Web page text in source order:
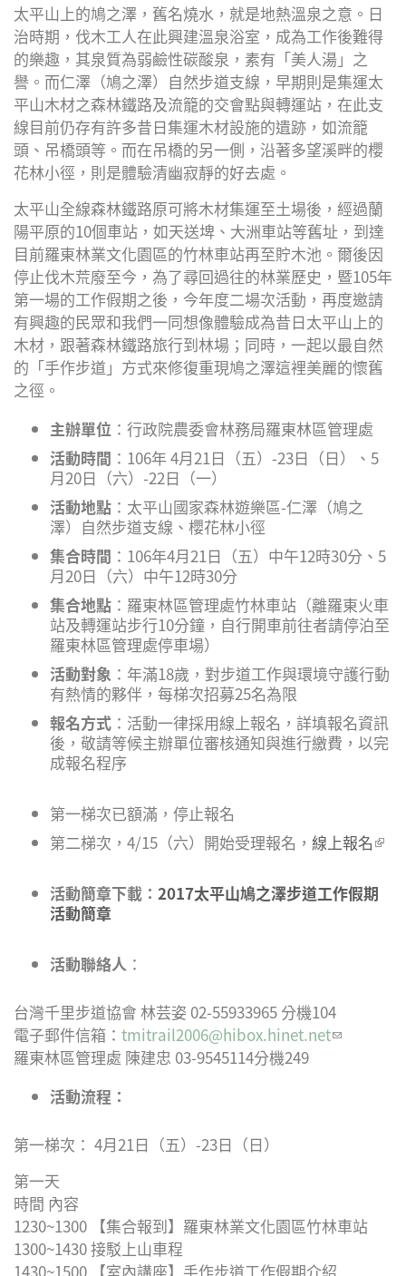
太平山上的鳩之澤，舊名燒水，就是地熱溫泉之意。日
治時期，伐木工人在此興建溫泉浴室，成為工作後難得
的樂趣，其泉質為弱鹼性碳酸泉，素有「美人湯」之
譽。而仁澤（鳩之澤）自然步道支線，早期則是集運太
平山木材之森林鐵路及流籠的交會點與轉運站，在此支
線目前仍存有許多昔日集運木材設施的遺跡，如流籠
頭、吊橋頭等。而在吊橋的另一側，沿著多望溪畔的櫻
花林小徑，則是體驗清幽寂靜的好去處。
太平山全線森林鐵路原可將木材集運至土場後，經過蘭
陽平原的10個車站，如天送埤、大洲車站等舊址，到達
目前羅東林業文化園區的竹林車站再至貯木池。爾後因
停止伐木荒廢至今，為了尋回過往的林業歷史，暨105年
第一場的工作假期之後，今年度二場次活動，再度邀請
有興趣的民眾和我們一同想像體驗成為昔日太平山上的
木材，跟著森林鐵路旅行到林場；同時，一起以最自然
的「手作步道」方式來修復重現鳩之澤這裡美麗的懷舊
之徑。
主辦單位 ：行政院農委會林務局羅東林區管理處
活動時間 ：106年 4月21日（五）-23日（日）、5
月20日（六）-22日（一）
活動地點 ：太平山國家森林遊樂區-仁澤（鳩之
澤）自然步道支線、櫻花林小徑
集合時間 ：106年4月21日（五）中午12時30分、5
月20日（六）中午12時30分
集合地點 ：羅東林區管理處竹林車站（離羅東火車
站及轉運站步行10分鐘，自行開車前往者請停泊至
羅東林區管理處停車場）
活動對象 ：年滿18歲，對步道工作與環境守護行動
有熱情的夥伴，每梯次招募25名為限
報名方式 ：活動一律採用線上報名，詳填報名資訊
後，敬請等候主辦單位審核通知與進行繳費，以完
成報名程序
第一梯次已額滿，停止報名
第二梯次，4/15（六）開始受理報名， 線上報名
活動簡章下載： 2017太平山鳩之澤步道工作假期
活動簡章
活動聯絡人 ：
台灣千里步道協會 林芸姿 02-55933965 分機104
電子郵件信箱： tmitrail2006@hibox.hinet.net(link
羅東林區管理處 陳建忠 03-9545114分機249
活動流程：
第一梯次： 4月21日（五）-23日（日）
第一天
時間 內容
1230~1300 【集合報到】羅東林業文化園區竹林車站
1300~1430 接駁上山車程
1430~1500 【室內講座】手作步道工作假期介紹